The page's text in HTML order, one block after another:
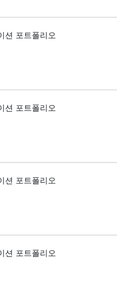
션 포트폴리오
션 포트폴리오
영상 제작
션 포트폴리오
포인트 성우 삽입 영상 제작
션 포트폴리오